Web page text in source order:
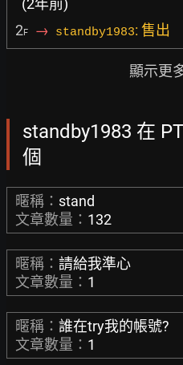
(2年前)
2F → standby1983: 售出
顯示更
standby1983 在
個
暱稱： stand
文章數量： 132
暱稱： 請給我準心
文章數量： 1
暱稱： 誰在try我的帳號?
文章數量： 1